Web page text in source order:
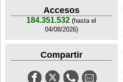
Accesos
184.351.532 (hasta el
04/08/2026)
Compartir